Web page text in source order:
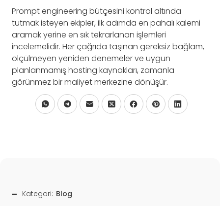
Prompt engineering bütçesini kontrol altında
tutmak isteyen ekipler, ilk adımda en pahalı kalemi
aramak yerine en sık tekrarlanan işlemleri
incelemelidir. Her çağrıda taşınan gereksiz bağlam,
ölçülmeyen yeniden denemeler ve uygun
planlanmamış hosting kaynakları, zamanla
görünmez bir maliyet merkezine dönüşür.
Kategori: Blog